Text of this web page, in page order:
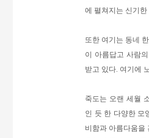
에 펼쳐지는 신기
또한 여기는 동네
이 아름답고 사람
받고 있다. 여기에
죽도는 오랜 세월
인 듯 한 다양한 모
비함과 아름다움을